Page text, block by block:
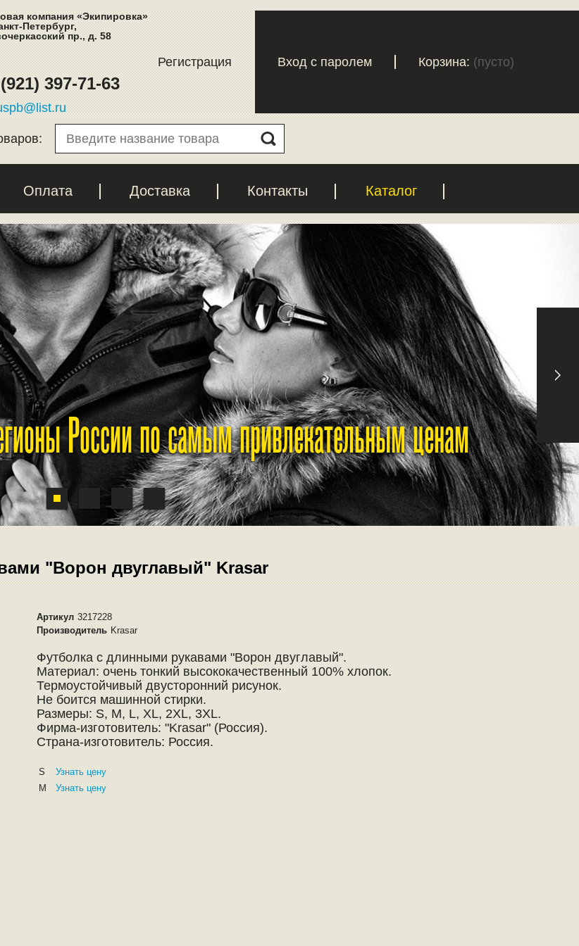
компания «Экипировка»
Петербург,
пр., д. 58
397-71-63
Регистрация Вход с паролем Корзина: (пусто)
Оплата Доставка Контакты Каталог
России по самым привлекательным ценам
"Ворон двуглавый" Krasar
Артикул 3217228
Производитель Krasar
Футболка c длинными рукавами "Ворон двуглавый".
Материал: очень тонкий высококачественный 100% хлопок.
Термоустойчивый двусторонний рисунок.
Не боится машинной стирки.
Размеры: S, M, L, XL, 2XL, 3XL.
Фирма-изготовитель: "Krasar" (Россия).
Страна-изготовитель: Россия.
S
Узнать цену
M
Узнать цену